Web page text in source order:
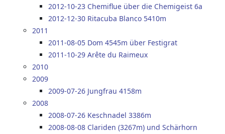
2012-10-23 Chemiflue über die Chemigeist 6a
2012-12-30 Ritacuba Blanco 5410m
2011
2011-08-05 Dom 4545m über Festigrat
2011-10-29 Arête du Raimeux
2010
2009
2009-07-26 Jungfrau 4158m
2008
2008-07-26 Keschnadel 3386m
2008-08-08 Clariden (3267m) und Schärhorn